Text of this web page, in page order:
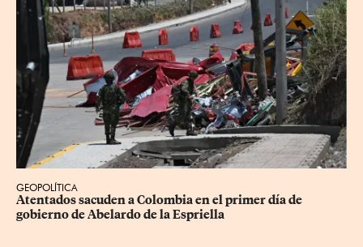
GEOPOLÍTICA
Atentados sacuden a Colombia en el primer día de
gobierno de Abelardo de la Espriella